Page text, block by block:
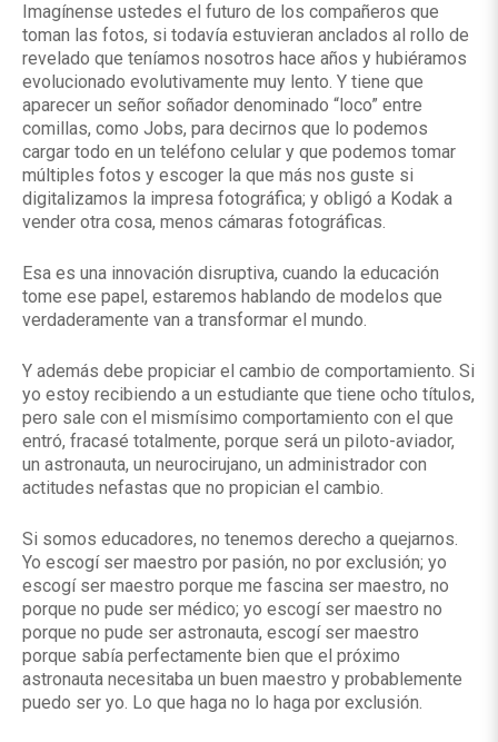
Imagínense ustedes el futuro de los compañeros que
toman las fotos, si todavía estuvieran anclados al rollo de
revelado que teníamos nosotros hace años y hubiéramos
evolucionado evolutivamente muy lento. Y tiene que
aparecer un señor soñador denominado “loco” entre
comillas, como Jobs, para decirnos que lo podemos
cargar todo en un teléfono celular y que podemos tomar
múltiples fotos y escoger la que más nos guste si
digitalizamos la impresa fotográfica; y obligó a Kodak a
vender otra cosa, menos cámaras fotográficas.
Esa es una innovación disruptiva, cuando la educación
tome ese papel, estaremos hablando de modelos que
verdaderamente van a transformar el mundo.
Y además debe propiciar el cambio de comportamiento. Si
yo estoy recibiendo a un estudiante que tiene ocho títulos,
pero sale con el mismísimo comportamiento con el que
entró, fracasé totalmente, porque será un piloto-aviador,
un astronauta, un neurocirujano, un administrador con
actitudes nefastas que no propician el cambio.
Si somos educadores, no tenemos derecho a quejarnos.
Yo escogí ser maestro por pasión, no por exclusión; yo
escogí ser maestro porque me fascina ser maestro, no
porque no pude ser médico; yo escogí ser maestro no
porque no pude ser astronauta, escogí ser maestro
porque sabía perfectamente bien que el próximo
astronauta necesitaba un buen maestro y probablemente
puedo ser yo. Lo que haga no lo haga por exclusión.